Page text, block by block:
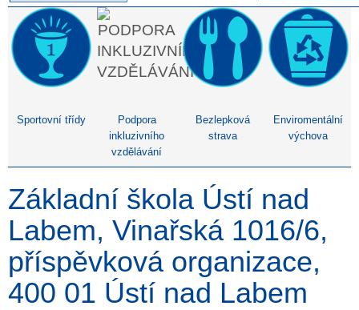
Sportovní třídy
Podpora
inkluzivního
vzdělávání
Bezlepková
strava
Enviromentální
výchova
Základní škola Ústí nad
Labem, Vinařská 1016/6,
příspěvková organizace,
400 01 Ústí nad Labem